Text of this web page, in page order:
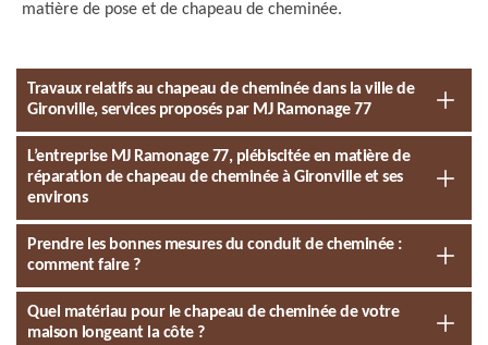
matière de pose et de chapeau de cheminée.
Travaux relatifs au chapeau de cheminée dans la ville de
Gironville, services proposés par MJ Ramonage 77
L’entreprise MJ Ramonage 77, plébiscitée en matière de
réparation de chapeau de cheminée à Gironville et ses
environs
Prendre les bonnes mesures du conduit de cheminée :
comment faire ?
Quel matériau pour le chapeau de cheminée de votre
maison longeant la côte ?